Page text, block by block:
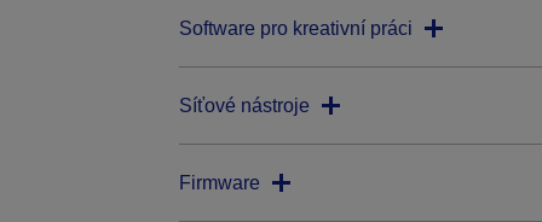
Software pro kreativní práci
Síťové nástroje
Firmware